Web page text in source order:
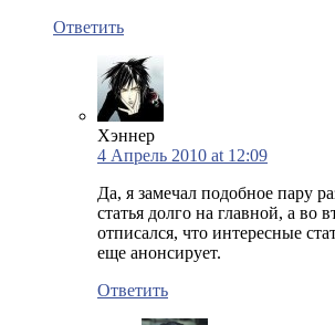
Ответить
Хэннер
4 Апрель 2010 at 12:09
Да, я замечал подобное пару
статья долго на главной, а во
отписался, что интересные
еще анонсирует.
Ответить